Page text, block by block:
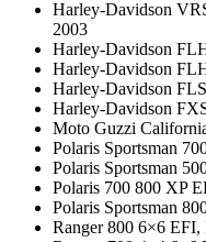
Harley-Davidson
2003
Harley-Davidson
Harley-Davidson
Harley-Davidson
Harley-Davidson
Moto Guzzi
Polaris Sportsman
Polaris Sportsman
Polaris 700 800 XP
Polaris Sportsman
Ranger 800 6×6